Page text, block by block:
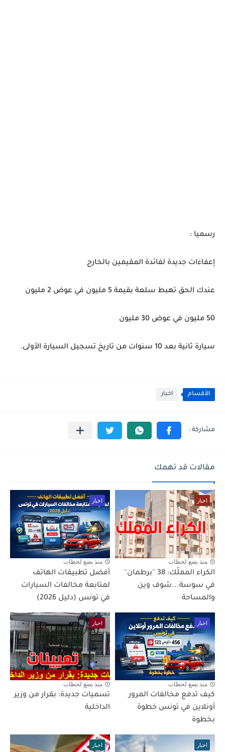
رسميا :
إعفاءات جديدة لفائدة المقيمين بالخارج
عندك الحق تهبط سلعة بقيمة 5 مليون في عوض 2 مليون
50 مليون في عوض 30 مليون
سيارة ثانية بعد 10 سنوات من تاريخ تسجيل السيارة الأولى.
الأقسام اخبار
مقالات قد تهمك
اخبار
منذ بضع لحظات
الكراء المملّك: 38 ''برطمان''
في سوسة...شوف وين
والمساحة
اخبار
منذ بضع لحظات
أفضل تطبيقات الهاتف
لمتابعة مخالفات السيارات
في تونس (دليل 2026)
اخبار
منذ بضع لحظات
كيف تدفع مخالفات المرور
أونلاين في تونس خطوة
بخطوة
اخبار
منذ بضع لحظات
تسميات جديدة: بقرار من وزير
الداخلية
اخبار اخبار